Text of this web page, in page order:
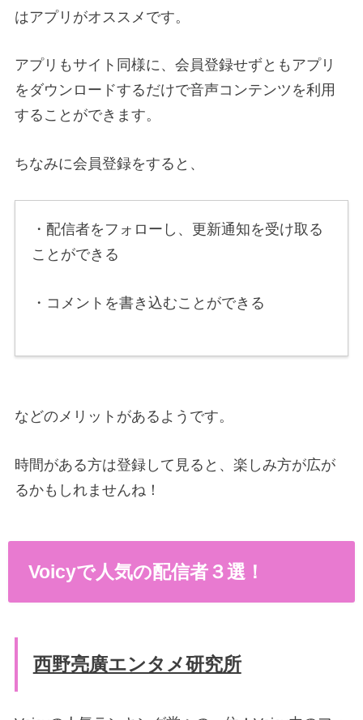
はアプリがオススメです。
アプリもサイト同様に、会員登録せずともアプリ
をダウンロードするだけで音声コンテンツを利用
することができます。
ちなみに会員登録をすると、
・配信者をフォローし、更新通知を受け取る
ことができる
・コメントを書き込むことができる
などのメリットがあるようです。
時間がある方は登録して見ると、楽しみ方が広が
るかもしれませんね！
Voicyで人気の配信者３選！
西野亮廣エンタメ研究所